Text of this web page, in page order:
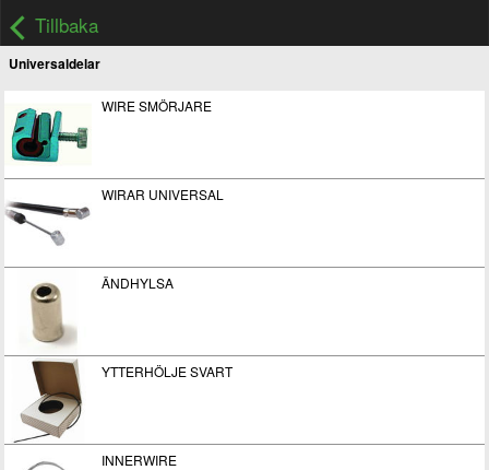
Tillbaka
Universaldelar
WIRE SMÖRJARE
WIRAR UNIVERSAL
ÄNDHYLSA
YTTERHÖLJE SVART
INNERWIRE